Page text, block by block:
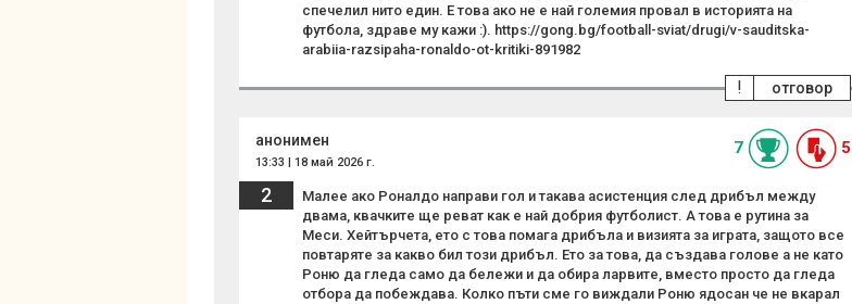
спечелил нито един. Е това ако не е най големия провал в историята на
футбола, здраве му кажи :). https://gong.bg/football-sviat/drugi/v-sauditska-
arabiia-razsipaha-ronaldo-ot-kritiki-891982
отговор
!
анонимен
13:33 | 18 май 2026 г.
7 5
2
Малее ако Роналдо направи гол и такава асистенция след дрибъл между
двама, квачките ще реват как е най добрия футболист. А това е рутина за
Меси. Хейтърчета, ето с това помага дрибъла и визията за играта, защото все
повтаряте за какво бил този дрибъл. Ето за това, да създава голове а не като
Роню да гледа само да бележи и да обира ларвите, вместо просто да гледа
отбора да побеждава. Колко пъти сме го виждали Роню ядосан че не вкарал